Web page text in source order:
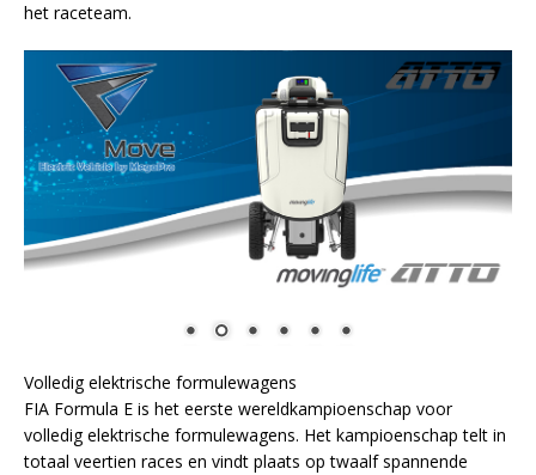
het raceteam.
Volledig elektrische formulewagens
FIA Formula E is het eerste wereldkampioenschap voor
volledig elektrische formulewagens. Het kampioenschap telt in
totaal veertien races en vindt plaats op twaalf spannende